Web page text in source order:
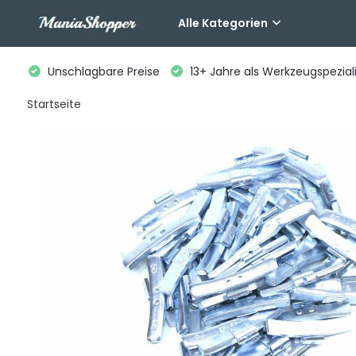
Alle Kategorien
Unschlagbare Preise 13+ Jahre als
Startseite